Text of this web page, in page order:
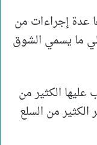
عدة إجراءات من
ما يسمي الشوق
عليها الكثير من
الكثير من السلع